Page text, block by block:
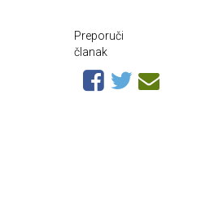
Preporuči
članak